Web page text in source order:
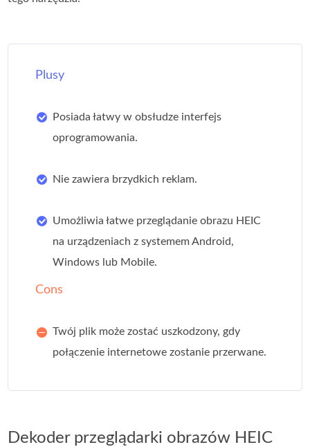
Plusy
Posiada łatwy w obsłudze interfejs
oprogramowania.
Nie zawiera brzydkich reklam.
Umożliwia łatwe przeglądanie obrazu HEIC
na urządzeniach z systemem Android,
Windows lub Mobile.
Cons
Twój plik może zostać uszkodzony, gdy
połączenie internetowe zostanie przerwane.
Dekoder przeglądarki obrazów HEIC